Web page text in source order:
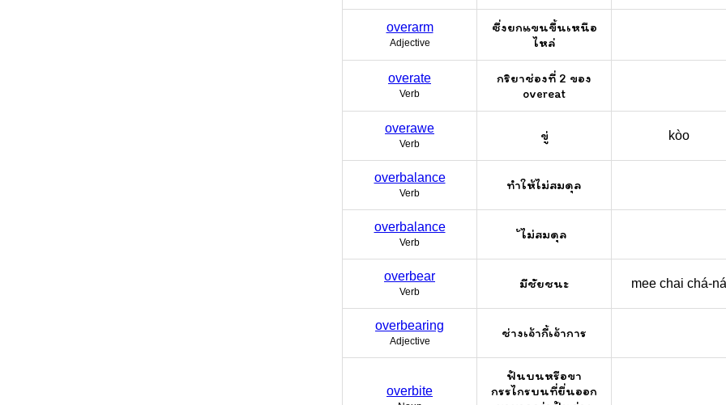
overarm
Adjective
ซึ่งยกแขนขึ้นเหนือ
ไหล่
overate
Verb
กริยาช่องที่ 2 ของ
overeat
overawe
Verb
ขู่ kòo
overbalance
Verb
ทำให้ไม่สมดุล
overbalance
Verb
้ไม่สมดุล
overbear
Verb
มีชัยชนะ mee chai chá-ná
overbearing
Adjective
ช่างเจ้ากี้เจ้าการ
overbite
ฟันบนหรือขา
กรรไกรบนที่ยื่นออก